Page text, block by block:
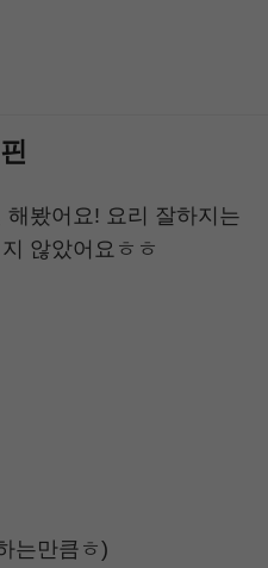
봤어요! 요리 잘하지는
않았어요ㅎㅎ
는만큼ㅎ)